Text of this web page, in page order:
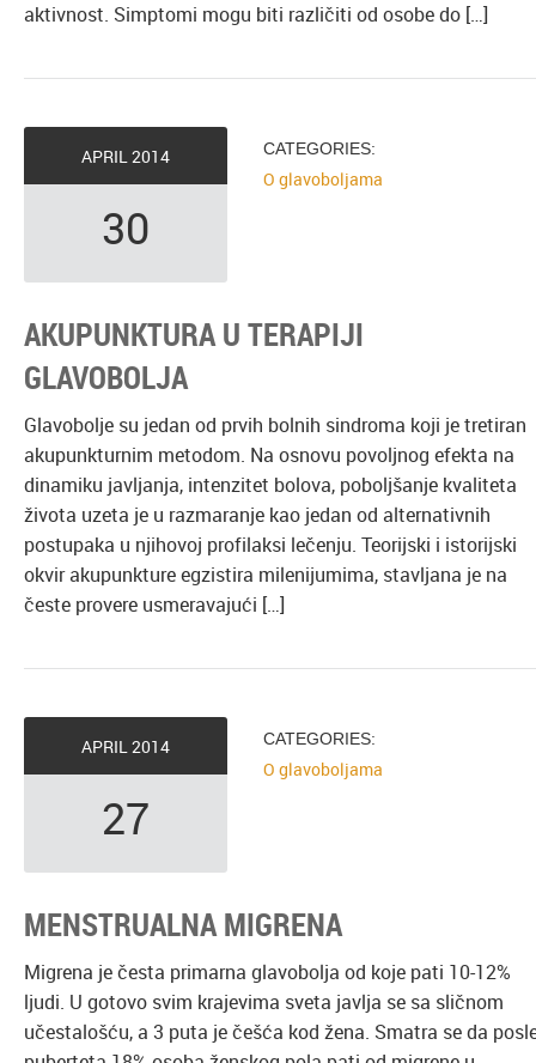
aktivnost. Simptomi mogu biti različiti od osobe do […]
APRIL2014
30
CATEGORIES:
O glavoboljama
AKUPUNKTURA U TERAPIJI
GLAVOBOLJA
Glavobolje su jedan od prvih bolnih sindroma koji je tretiran
akupunkturnim metodom. Na osnovu povoljnog efekta na
dinamiku javljanja, intenzitet bolova, poboljšanje kvaliteta
života uzeta je u razmaranje kao jedan od alternativnih
postupaka u njihovoj profilaksi lečenju. Teorijski i istorijski
okvir akupunkture egzistira milenijumima, stavljana je na
česte provere usmeravajući […]
APRIL2014
27
CATEGORIES:
O glavoboljama
MENSTRUALNA MIGRENA
Migrena je česta primarna glavobolja od koje pati 10-12%
ljudi. U gotovo svim krajevima sveta javlja se sa sličnom
učestalošću, a 3 puta je češća kod žena. Smatra se da